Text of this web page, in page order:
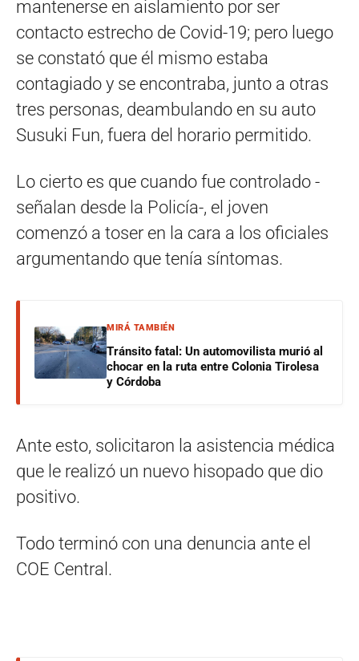
mantenerse en aislamiento por ser
contacto estrecho de Covid-19; pero luego
se constató que él mismo estaba
contagiado y se encontraba, junto a otras
tres personas, deambulando en su auto
Susuki Fun, fuera del horario permitido.
Lo cierto es que cuando fue controlado -
señalan desde la Policía-, el joven
comenzó a toser en la cara a los oficiales
argumentando que tenía síntomas.
MIRÁ TAMBIÉN
Tránsito fatal: Un automovilista murió al
chocar en la ruta entre Colonia Tirolesa
y Córdoba
Ante esto, solicitaron la asistencia médica
que le realizó un nuevo hisopado que dio
positivo.
Todo terminó con una denuncia ante el
COE Central.